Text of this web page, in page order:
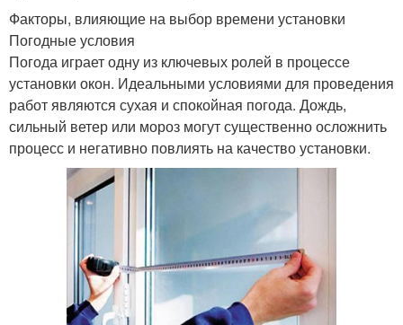
Факторы, влияющие на выбор времени установки
Погодные условия
Погода играет одну из ключевых ролей в процессе
установки окон. Идеальными условиями для проведения
работ являются сухая и спокойная погода. Дождь,
сильный ветер или мороз могут существенно осложнить
процесс и негативно повлиять на качество установки.